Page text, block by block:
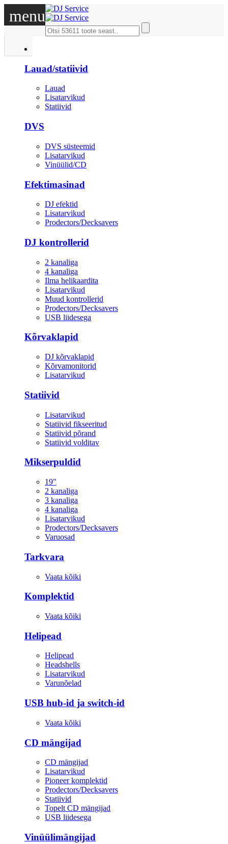
menu
Lauad/statiivid
Lauad
Lisatarvikud
Statiivid
DVS
DVS süsteemid
Lisatarvikud
Vinüülid/CD
Efektimasinad
DJ efektid
Lisatarvikud
Prodectors/Decksavers
DJ kontrollerid
2 kanaliga
4 kanaliga
Ilma helikaardita
Lisatarvikud
Muud kontrollerid
Prodectors/Decksavers
USB liidesega
Kõrvaklapid
DJ kõrvaklapid
Kõrvamonitorid
Lisatarvikud
Statiivid
Lisatarvikud
Statiivid fikseeritud
Statiivid põrand
Statiivid volditav
Mikserpuldid
19"
2 kanaliga
3 kanaliga
4 kanaliga
Lisatarvikud
Prodectors/Decksavers
Varuosad
Tarkvara
Vaata kõiki
Komplektid
Vaata kõiki
Helipead
Helipead
Headshells
Lisatarvikud
Varunõelad
USB hub-id ja switch-id
Vaata kõiki
CD mängijad
CD mängijad
Lisatarvikud
Pioneer komplektid
Prodectors/Decksavers
Statiivid
Topelt CD mängijad
USB liidesega
Vinüülimängijad